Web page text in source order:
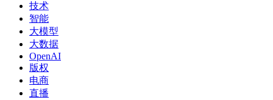
技术
智能
大模型
大数据
OpenAI
版权
电商
直播